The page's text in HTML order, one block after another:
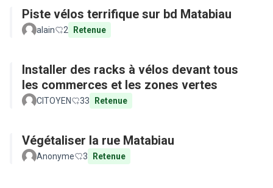
Piste vélos terrifique sur bd Matabiau
alain 2 Retenue
Installer des racks à vélos devant tous
les commerces et les zones vertes
CITOYEN 33 Retenue
Végétaliser la rue Matabiau
Anonyme 3 Retenue